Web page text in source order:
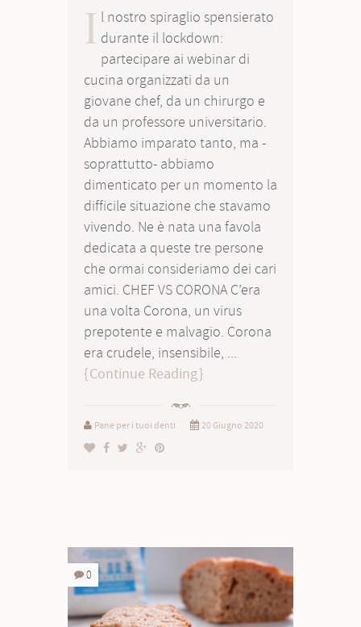
I l nostro spiraglio spensierato
durante il lockdown:
partecipare ai webinar di
cucina organizzati da un
giovane chef, da un chirurgo e
da un professore universitario.
Abbiamo imparato tanto, ma -
soprattutto- abbiamo
dimenticato per un momento la
difficile situazione che stavamo
vivendo. Ne è nata una favola
dedicata a queste tre persone
che ormai consideriamo dei cari
amici. CHEF VS CORONA C’era
una volta Corona, un virus
prepotente e malvagio. Corona
era crudele, insensibile, ...
Continue Reading
Pane per i tuoi denti 20 Giugno 2020
0